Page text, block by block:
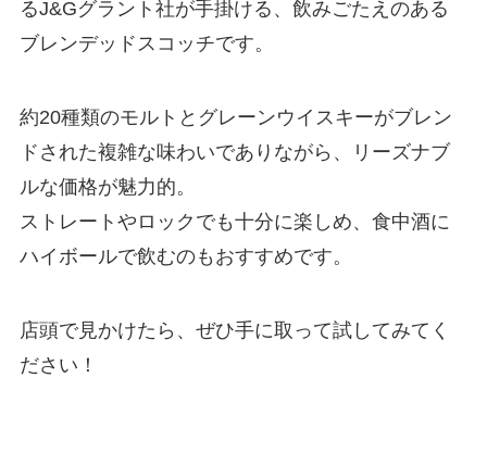
るJ&Gグラント社が手掛ける、飲みごたえのある
ブレンデッドスコッチです。
約20種類のモルトとグレーンウイスキーがブレン
ドされた複雑な味わいでありながら、リーズナブ
ルな価格が魅力的。
ストレートやロックでも十分に楽しめ、食中酒に
ハイボールで飲むのもおすすめです。
店頭で見かけたら、ぜひ手に取って試してみてく
ださい！